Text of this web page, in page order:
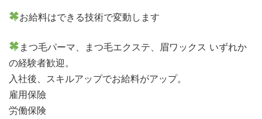
お給料はできる技術で変動します
まつ毛パーマ、まつ毛エクステ、眉ワックス いずれか
の経験者歓迎。
入社後、スキルアップでお給料がアップ。
雇用保險
労働保険